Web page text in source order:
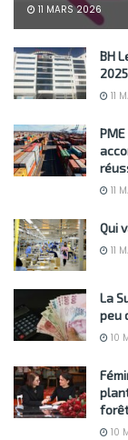
11 MARS 2026
BH
2025
11
11
Qui
11
La
peu
10
10